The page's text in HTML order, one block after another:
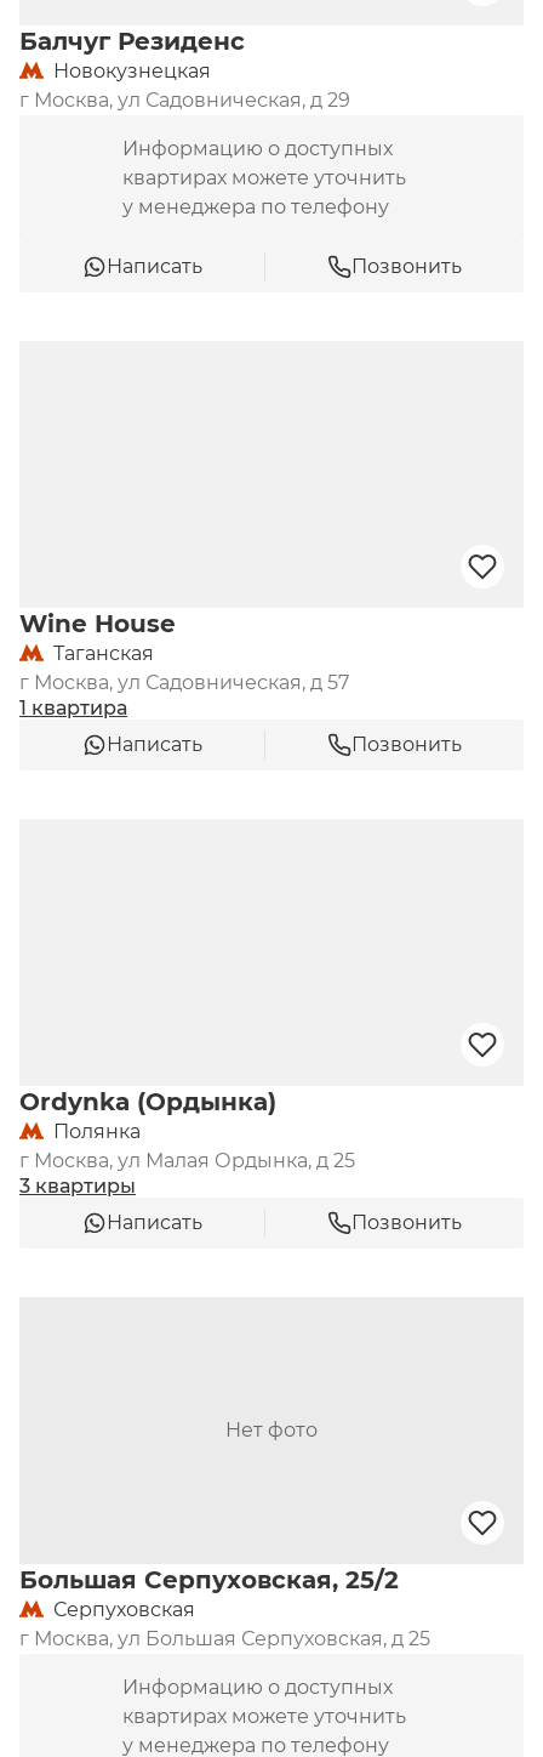
Балчуг Резиденс
Новокузнецкая
г Москва, ул Садовническая, д 29
Информацию о доступных
квартирах можете уточнить
у менеджера по телефону
Написать Позвонить
Wine House
Таганская
г Москва, ул Садовническая, д 57
1 квартира
Написать
Позвонить
Ordynka (Ордынка)
Полянка
г Москва, ул Малая Ордынка, д 25
3 квартиры
Написать
Позвонить
Нет фото
Большая Серпуховская, 25/2
Серпуховская
г Москва, ул Большая Серпуховская, д 25
Информацию о доступных
квартирах можете уточнить
у менеджера по телефону